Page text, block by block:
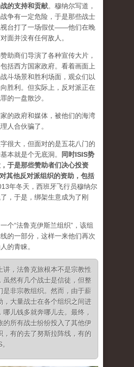
的支持和贡献。穆纳尔写道，
争有一定危险，于是那些战士
视台打了一场假仗——他们在晚
面并没有任何敌人。
助商们导演了各种宣传大片，
括西方国家政府。看着画面上
斗场景和胜利场面，观众们以
胜利。但实际上，反对派正在
的一盘散沙。
的政府和媒体，被他们的海湾
人合伙骗了。
很大，但面对的是五花八门的
本就是个无底洞。
同时ISIS势
于是那些赞助者们决心投资
其他反对派组织的资助，包括
年冬天，西班牙飞行员穆纳尔
，于是，绑架生意成为了刚
个“法鲁克伊斯兰组织”，该组
的一部分，这样一来他们再次
的青睐。
讲，法鲁克旅根本不是宗教性
虽然有几个战士是信徒，但整
是非宗教组织。然而，由于薪
，大量战士在各个组织之间进
哪儿钱多就奔哪儿去。最终，
的所有战士纷纷投入了其他伊
，有的去了努斯拉阵线，有的
。